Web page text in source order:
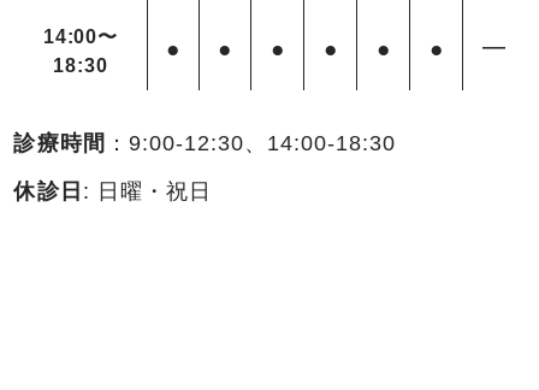
14:00〜
18:30
● ● ● ● ● ● ━
診療時間 ：9:00-12:30、14:00-18:30
休診日 : 日曜・祝日